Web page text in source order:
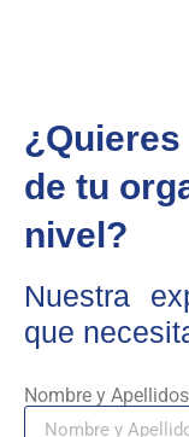
de tu
nivel?
Nuestra
que
Nombre y Apellidos